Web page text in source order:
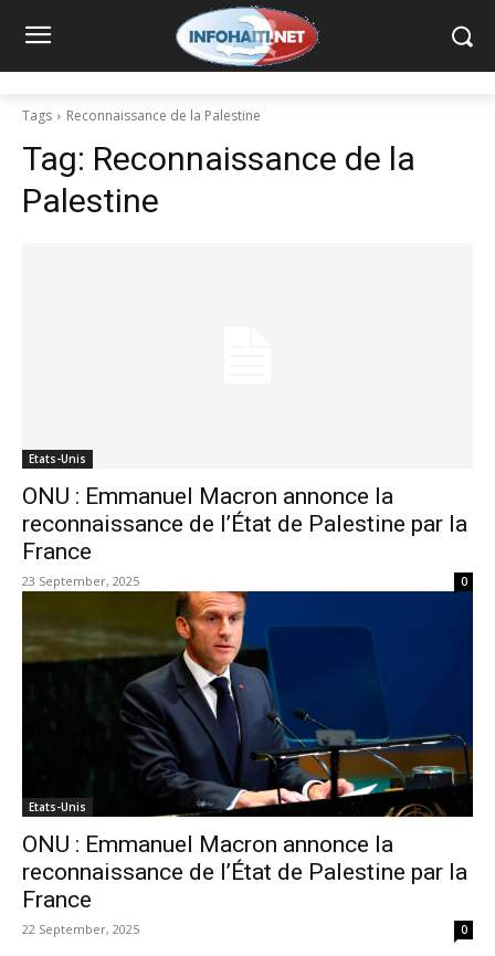
Tags Reconnaissance de la Palestine
Tag: Reconnaissance de la
Palestine
Etats-Unis
ONU : Emmanuel Macron annonce la
reconnaissance de l’État de Palestine par la
France
23 September, 2025 0
Etats-Unis
ONU : Emmanuel Macron annonce la
reconnaissance de l’État de Palestine par la
France
22 September, 2025 0